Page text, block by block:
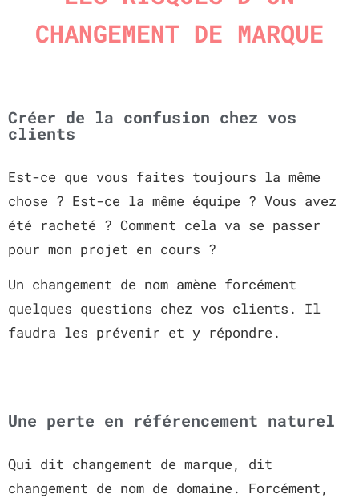
CHANGEMENT DE MARQUE
Créer de la confusion chez vos
clients
Est-ce que vous faites toujours la même
chose ? Est-ce la même équipe ? Vous avez
été racheté ? Comment cela va se passer
pour mon projet en cours ?
Un changement de nom amène forcément
quelques questions chez vos clients. Il
faudra les prévenir et y répondre.
Une perte en référencement naturel
Qui dit changement de marque, dit
changement de nom de domaine. Forcément,